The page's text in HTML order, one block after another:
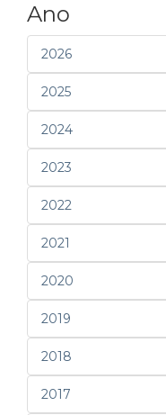
Ano
2026
2025
2024
2023
2022
2021
2020
2019
2018
2017